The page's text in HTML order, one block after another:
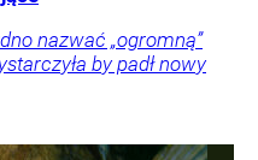
nazwać „ogromną”
by padł nowy